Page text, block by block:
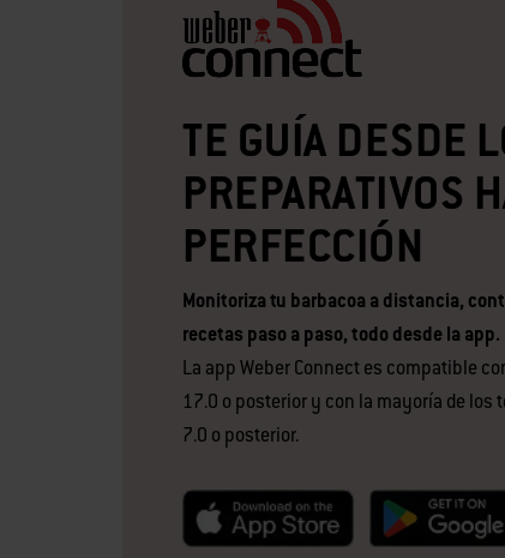
TE GUÍA DESDE
PREPARATIVOS
PERFECCIÓN
Monitoriza tu barbacoa a distancia,
recetas paso a paso, todo desde la app.
La app Weber Connect es compatible
17.0 o posterior y con la mayoría de los
7.0 o posterior.
null